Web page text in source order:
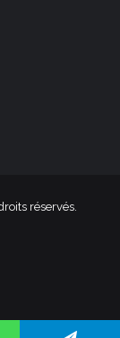
réservés.